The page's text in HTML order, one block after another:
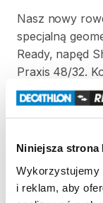
Niniejsza
Wykorzystujemy
i reklam, aby
Nasz nowy
specjalną
Ready​,​ napęd
Praxis 48​/​32.
dobrych
Rozm. L od 180
Waga w rozm.
Strona